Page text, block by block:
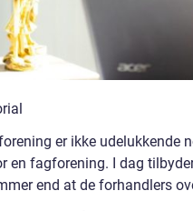
er ikke udelukkende
en fagforening. I dag
end at de forhandlers